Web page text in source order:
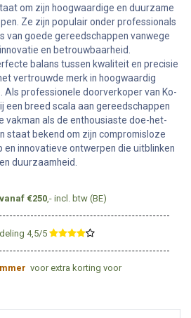
om zijn hoogwaardige en duurzame
Ze zijn populair onder professionals
van goede gereedschappen vanwege
en betrouwbaarheid.
balans tussen kwaliteit en precisie
vertrouwde merk in hoogwaardig
Als professionele doorverkoper van Ko-
een breed scala aan gereedschappen
vakman als de enthousiaste doe-het-
staat bekend om zijn compromisloze
en innovatieve ontwerpen die uitblinken
duurzaamheid.
vanaf €250 ,- incl. btw (BE)
4,5/5 ​
voor extra korting voor